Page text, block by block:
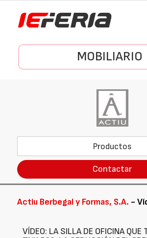
MOBILIARIO
Productos
Contactar
Actiu Berbegal y Formas, S.A. -
VÍDEO: LA SILLA DE OFICINA QUE